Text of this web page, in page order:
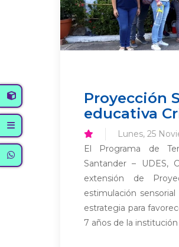
Proyección
educativa
Lunes, 25
El Programa de
Santander – UDES,
extensión de
estimulación
estrategia para
7 años de la